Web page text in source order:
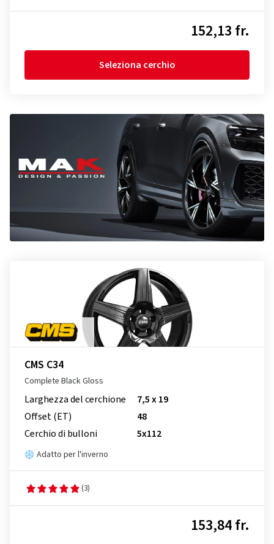
152,13 fr.
Seleziona cerchio
CMS C34
Complete Black Gloss
Larghezza del cerchione
7,5 x 19
Offset (ET)
48
Cerchio di bulloni
5x112
Adatto per l'inverno
(3)
153,84 fr.